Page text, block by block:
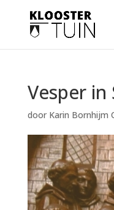
Vesper in
door Karin Bornhijm